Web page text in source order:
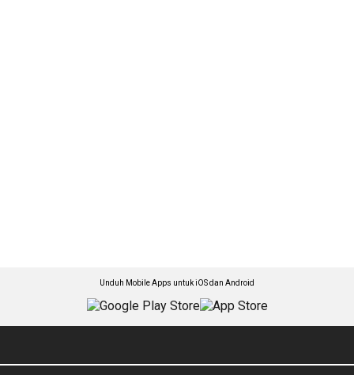
Unduh Mobile Apps untuk iOS dan Android